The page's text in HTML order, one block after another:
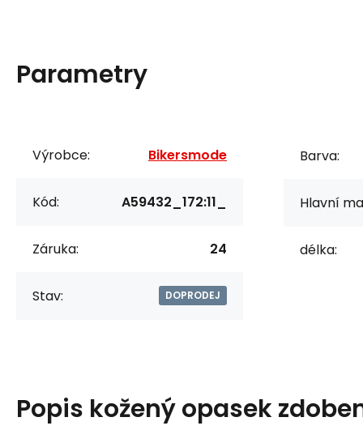
Parametry
Výrobce: Bikersmode
Kód: A59432_172:11_
Záruka: 24
Stav: DOPRODEJ
Barva:
Hlavní
délka:
Popis kožený opasek